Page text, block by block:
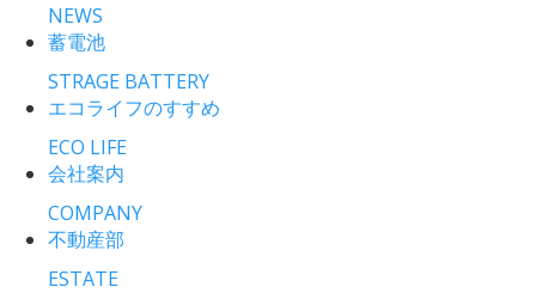
NEWS
蓄電池
STRAGE BATTERY
エコライフのすすめ
ECO LIFE
会社案内
COMPANY
不動産部
ESTATE